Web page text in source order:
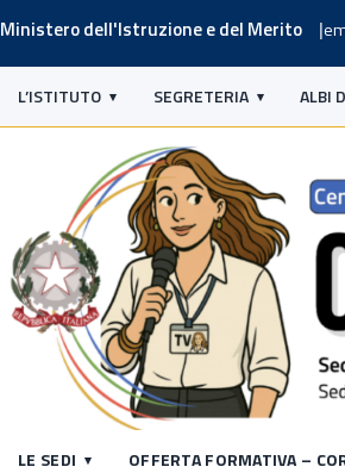
Ministero dell'Istruzione e del Merito
L’ISTITUTO SEGRETERIA ALBI
LE SEDI OFFERTA FORMATIVA –